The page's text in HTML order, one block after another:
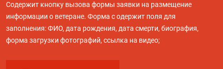
Содержит кнопку вызова формы заявки на размещение
информации о ветеране. Форма с одержит поля для
заполнения: ФИО, дата рождения, дата смерти, биография,
форма загрузки фотографий, ссылка на видео;